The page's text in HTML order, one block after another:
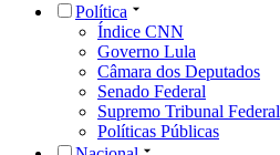
Política
Índice CNN
Governo Lula
Câmara dos Deputados
Senado Federal
Supremo Tribunal Federal
Políticas Públicas